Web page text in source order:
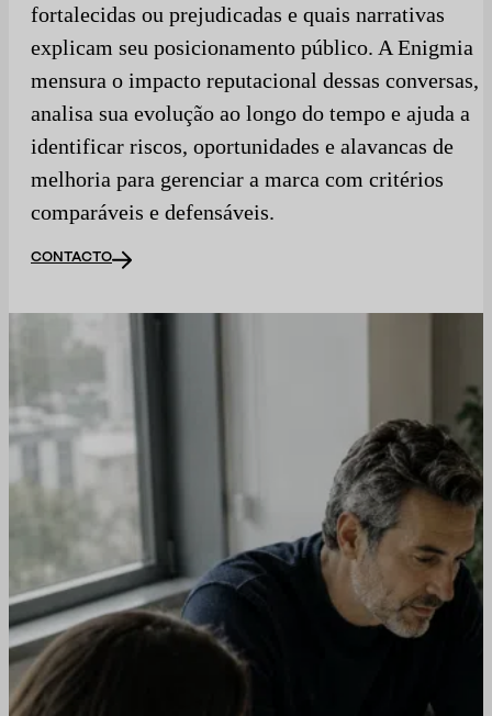
fortalecidas ou prejudicadas e quais narrativas
explicam seu posicionamento público. A Enigmia
mensura o impacto reputacional dessas conversas,
analisa sua evolução ao longo do tempo e ajuda a
identificar riscos, oportunidades e alavancas de
melhoria para gerenciar a marca com critérios
comparáveis e defensáveis.
CONTACTO